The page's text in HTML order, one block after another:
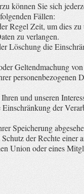
können Sie sich
Fällen:
Regel Zeit, um dies
zu verlangen.
Löschung die
Geltendmachung von
personenbezogenen
und unseren
Einschränkung der
Speicherung
der Rechte einer
Union oder eines